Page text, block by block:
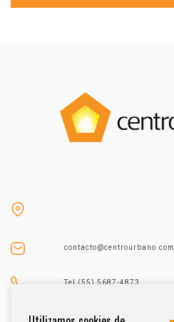
contacto@centrourbano.com
Tel (55) 5687-4873